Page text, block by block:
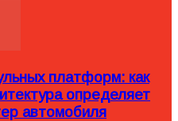
платформ: как
определяет
автомобиля